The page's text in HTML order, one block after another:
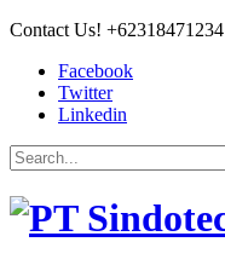
Contact Us! +62318471234
Facebook
Twitter
Linkedin